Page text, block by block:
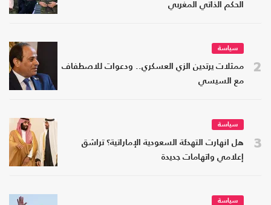
الحكم الذاتي المغربي
2
سياسة
ممثلات يرتدين الزي العسكري.. ودعوات للاصطفاف
مع السيسي
3
سياسة
هل انهارت التهدئة السعودية الإماراتية؟ تراشق
إعلامي واتهامات جديدة
سياسة